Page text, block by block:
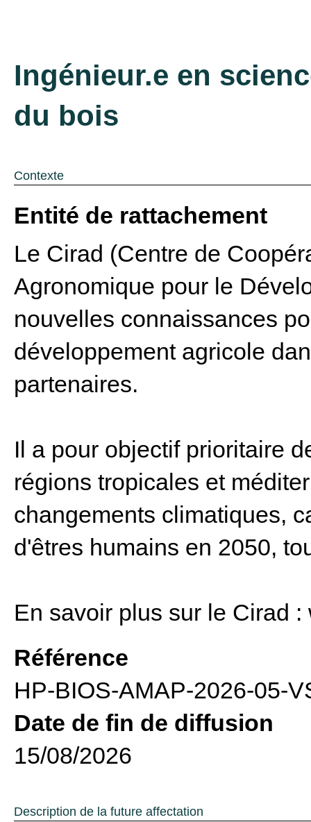
Ingénieur.e en
du bois
Contexte
Entité de rattachement
Le Cirad (Centre de
Agronomique pour le
nouvelles connaissances
développement agricole
partenaires.
Il a pour objectif prioritaire
régions tropicales et
changements climatiques,
d'êtres humains en 2050,
En savoir plus sur le Cirad
Référence
HP-BIOS-AMAP-2026-05-
Date de fin de diffusion
15/08/2026
Description de la future affectation